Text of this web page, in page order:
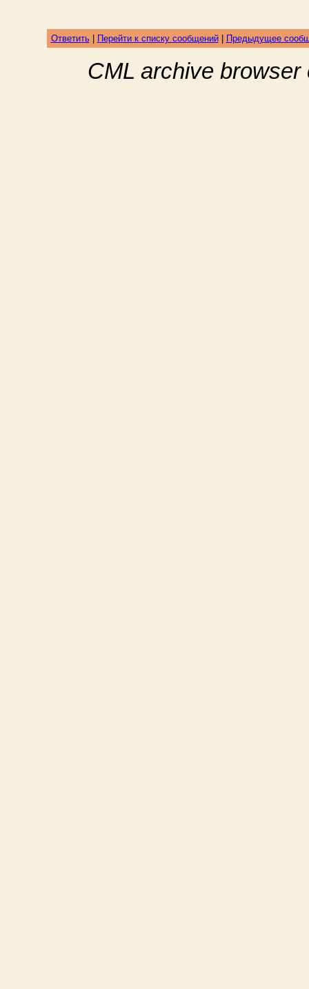
Ответить| Перейти к списку сообщений| Предыдущее
CML archive